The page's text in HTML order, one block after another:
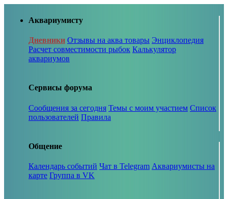
Аквариумисту
Дневники Отзывы на аква товары Энциклопедия
Расчет совместимости рыбок Калькулятор
аквариумов
Сервисы форума
Сообщения за сегодня Темы с моим участием Список
пользователей Правила
Общение
Календарь событий Чат в Telegram Аквариумисты на
карте Группа в VK